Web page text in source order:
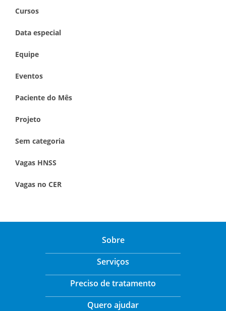
Cursos
Data especial
Equipe
Eventos
Paciente do Mês
Projeto
Sem categoria
Vagas HNSS
Vagas no CER
Sobre
Serviços
Preciso de tratamento
Quero ajudar